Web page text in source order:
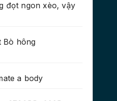
đọt ngon xèo, vậy
Bò hông
a body